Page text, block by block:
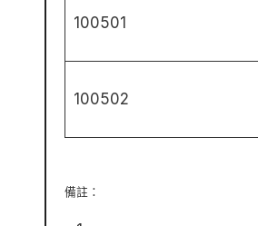
100501
100502
備註：